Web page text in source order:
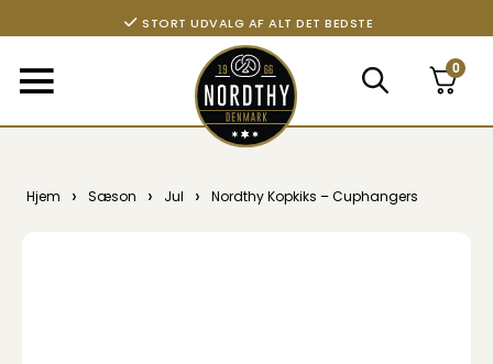
STORT UDVALG AF ALT DET BEDSTE
0
Hjem › Sæson › Jul › Nordthy Kopkiks – Cuphangers